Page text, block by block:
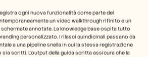
ogni nuova funzionalità come parte del
un video walkthrough rifinito e un
annotate. La knowledge base ospita tutto
personalizzato. I rilasci quindicinali passano da
a una pipeline snella in cui la stessa registrazione
scritti. L'output della guida scritta assicura che la